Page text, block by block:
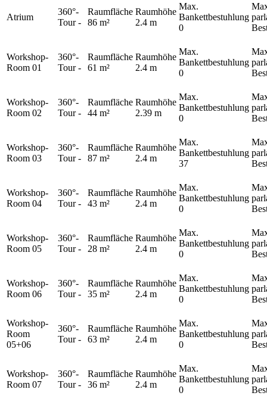
Atrium
360°-
Tour-
Raumfläche
86 m²
Raumhöhe
2.4 m
Max.
Bankettbestuhlung
0
Workshop-
Room 01
360°-
Tour-
Raumfläche
61 m²
Raumhöhe
2.4 m
Max.
Bankettbestuhlung
0
Workshop-
Room 02
360°-
Tour-
Raumfläche
44 m²
Raumhöhe
2.39 m
Max.
Bankettbestuhlung
0
Workshop-
Room 03
360°-
Tour-
Raumfläche
87 m²
Raumhöhe
2.4 m
Max.
Bankettbestuhlung
37
Workshop-
Room 04
360°-
Tour-
Raumfläche
43 m²
Raumhöhe
2.4 m
Max.
Bankettbestuhlung
0
Workshop-
Room 05
360°-
Tour-
Raumfläche
28 m²
Raumhöhe
2.4 m
Max.
Bankettbestuhlung
0
Workshop-
Room 06
360°-
Tour-
Raumfläche
35 m²
Raumhöhe
2.4 m
Max.
Bankettbestuhlung
0
Workshop-
Room
05+06
360°-
Tour-
Raumfläche
63 m²
Raumhöhe
2.4 m
Max.
Bankettbestuhlung
0
Workshop-
Room 07
360°-
Tour-
Raumfläche
36 m²
Raumhöhe
2.4 m
Max.
Bankettbestuhlung
0